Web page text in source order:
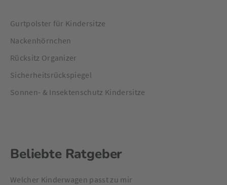
Gurtpolster für Kindersitze
Nackenhörnchen
Rücksitz Organizer
Sicherheitsrückspiegel
Sonnen- & Insektenschutz Kindersitze
Beliebte Ratgeber
Welcher Kinderwagen passt zu mir